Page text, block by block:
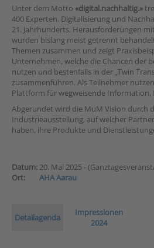
Unter dem Motto «digital.nachhaltig.»
400 Experten. Digitalisierung und
21. Jahrhunderts, Herausforderungen
wurden bislang meist getrennt
Themen zusammen und zeigt
Unternehmen, welche die Chancen der
nutzen und bestenfalls in der „Twin
zusammenführen. Als Teilnehmer
Plattform für wegweisende
Abgerundet wird die MuM Vision durch
Industrieausstellung, auf welcher
haben, ihre Produkte und
Datum: 20. Mai 2025 -
Ort:
AHA Aarau
Detailagenda
Impressionen
2024